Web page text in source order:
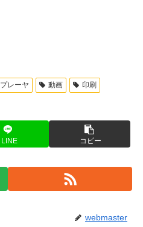
プレーヤ 動画
印刷
LINE コピー
webmaster